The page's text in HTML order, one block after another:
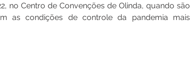
no Centro de Convenções de Olinda, quando são
as condições de controle da pandemia mais